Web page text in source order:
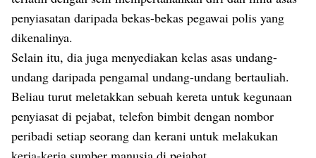
penyiasatan daripada bekas-bekas pegawai polis yang
dikenalinya.
Selain itu, dia juga menyediakan kelas asas undang-
undang daripada pengamal undang-undang bertauliah.
Beliau turut meletakkan sebuah kereta untuk kegunaan
penyiasat di pejabat, telefon bimbit dengan nombor
peribadi setiap seorang dan kerani untuk melakukan